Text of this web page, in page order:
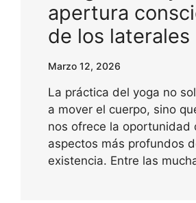
apertura
de los laterales
Marzo 12, 2026
La práctica del yoga no
a mover el cuerpo, sino
nos ofrece la oportunidad
aspectos más profundos
existencia. Entre las